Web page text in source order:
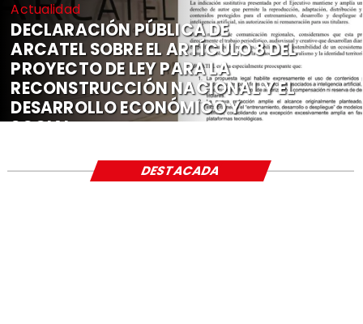
Actualidad
DECLARACIÓN PÚBLICA DE
ARCATEL SOBRE EL ARTÍCULO 8 DEL
PROYECTO DE LEY PARA LA
RECONSTRUCCIÓN NACIONAL Y EL
DESARROLLO ECONÓMICO Y
SOCIAL
DESTACADA